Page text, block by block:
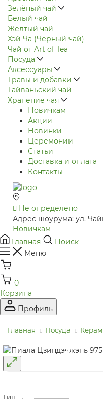
Зелёный чай
Белый чай
Жёлтый чай
Хэй Ча (Чёрный чай)
Чай от Art of Tea
Посуда
Аксессуары
Травы и добавки
Тайваньский чай
Хранение чая
Новичкам
Акции
Новинки
Церемонии
Статьи
Доставка и оплата
Контакты
Не определено
Адрес шоурума: ул.
Новичкам
Главная
Поиск
Меню
0
Корзина
Профиль
Главная Посуда
Тип: